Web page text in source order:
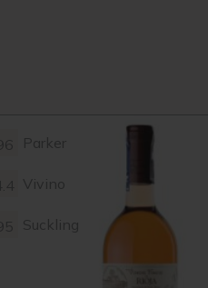
Parker
Vivino
Suckling